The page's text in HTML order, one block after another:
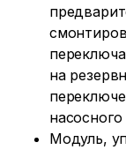
на
насосного
Модуль,